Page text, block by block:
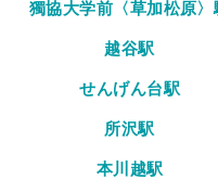
獨協大学前〈草加松原〉
越谷駅
せんげん台駅
所沢駅
本川越駅